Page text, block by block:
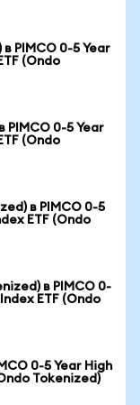
PIMCO 0-5 Year
(Ondo
PIMCO 0-5 Year
(Ondo
в PIMCO 0-5
ETF (Ondo
в PIMCO 0-
ETF (Ondo
0-5 Year High
Tokenized)